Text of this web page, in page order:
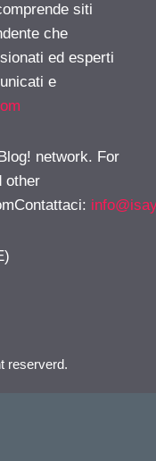
siti
che
ed esperti
e
network. For
other
:
reserverd.